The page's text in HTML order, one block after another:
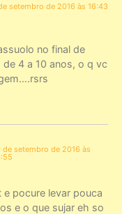
setembro de 2016 às 16:43
no final de
4 a 10 anos, o q vc
de setembro de 2016 às
pocure levar pouca
e o que sujar eh so